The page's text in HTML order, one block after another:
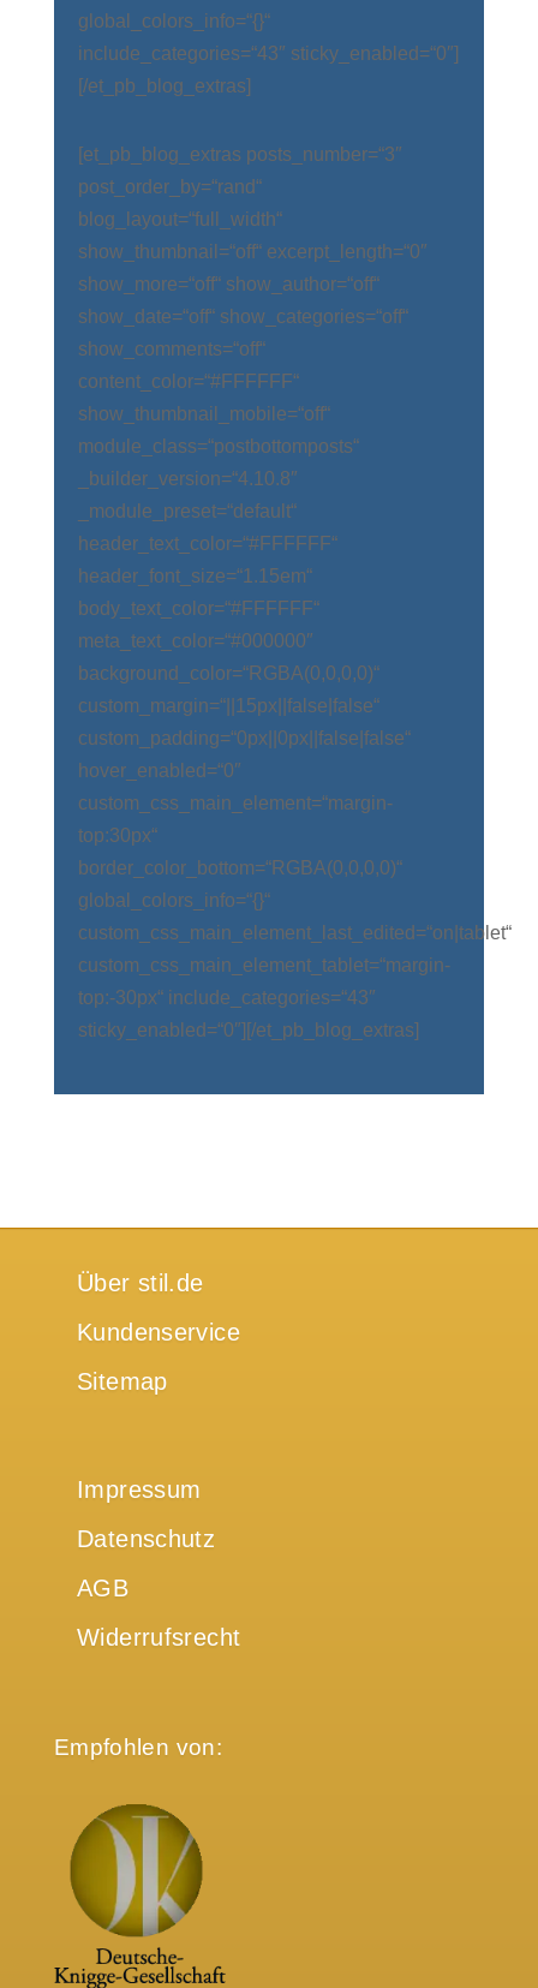
global_colors_info=“{}“
include_categories=“43″ sticky_enabled=“0″]
[/et_pb_blog_extras]
[et_pb_blog_extras posts_number=“3″
post_order_by=“rand“
blog_layout=“full_width“
show_thumbnail=“off“ excerpt_length=“0″
show_more=“off“ show_author=“off“
show_date=“off“ show_categories=“off“
show_comments=“off“
content_color=“#FFFFFF“
show_thumbnail_mobile=“off“
module_class=“postbottomposts“
_builder_version=“4.10.8″
_module_preset=“default“
header_text_color=“#FFFFFF“
header_font_size=“1.15em“
body_text_color=“#FFFFFF“
meta_text_color=“#000000″
background_color=“RGBA(0,0,0,0)“
custom_margin=“||15px||false|false“
custom_padding=“0px||0px||false|false“
hover_enabled=“0″
custom_css_main_element=“margin-
top:30px“
border_color_bottom=“RGBA(0,0,0,0)“
global_colors_info=“{}“
custom_css_main_element_last_edited=“on|tablet“
custom_css_main_element_tablet=“margin-
top:-30px“ include_categories=“43″
sticky_enabled=“0″][/et_pb_blog_extras]
Über stil.de
Kundenservice
Sitemap
Impressum
Datenschutz
AGB
Widerrufsrecht
Empfohlen von: